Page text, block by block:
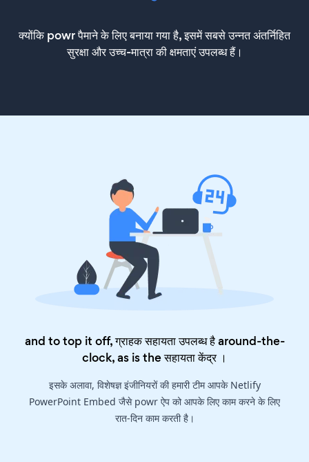
क्योंकि powr पैमाने के लिए बनाया गया है, इसमें सबसे उन्नत अंतर्निहित
सुरक्षा और उच्च-मात्रा की क्षमताएं उपलब्ध हैं।
and to top it off, ग्राहक सहायता उपलब्ध है around-the-
clock, as is theसहायता केंद्र।
इसके अलावा, विशेषज्ञ इंजीनियरों की हमारी टीम आपके Netlify
PowerPoint Embed जैसे powr ऐप को आपके लिए काम करने के लिए
रात-दिन काम करती है।